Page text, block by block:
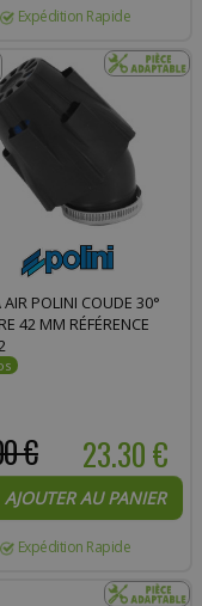
Expédition Rapide
AIR POLINI COUDE 30°
42 MM RÉFÉRENCE
23.30 €
€
AJOUTER AU PANIER
Expédition Rapide